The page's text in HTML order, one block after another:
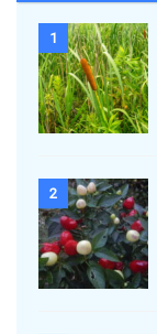
1
2